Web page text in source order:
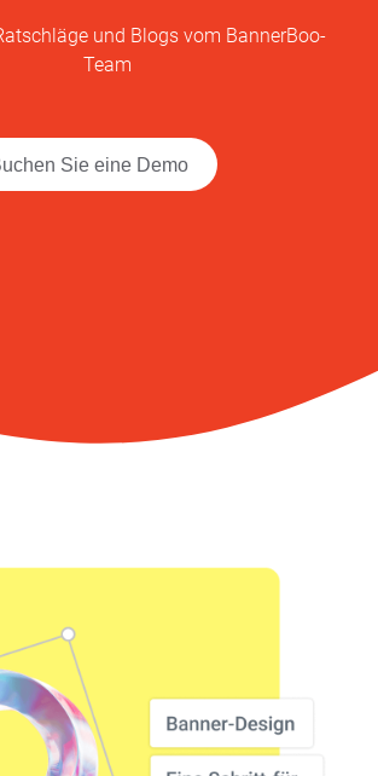
und Blogs vom BannerBoo-
Team
Sie eine Demo